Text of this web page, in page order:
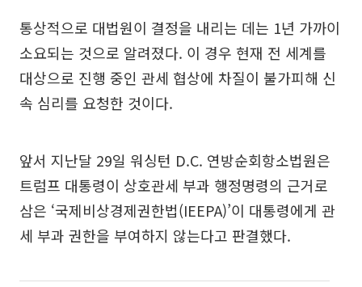
통상적으로 대법원이 결정을 내리는 데는 1년 가까이
소요되는 것으로 알려졌다. 이 경우 현재 전 세계를
대상으로 진행 중인 관세 협상에 차질이 불가피해 신
속 심리를 요청한 것이다.
앞서 지난달 29일 워싱턴 D.C. 연방순회항소법원은
트럼프 대통령이 상호관세 부과 행정명령의 근거로
삼은 ‘국제비상경제권한법(IEEPA)’이 대통령에게 관
세 부과 권한을 부여하지 않는다고 판결했다.